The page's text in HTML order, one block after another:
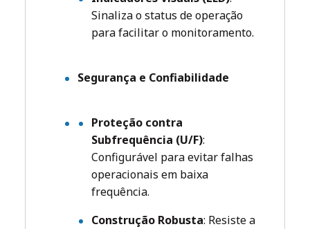
Sinaliza o status de operação
para facilitar o monitoramento.
Segurança e Confiabilidade
Proteção contra
Subfrequência (U/F):
Configurável para evitar falhas
operacionais em baixa
frequência.
Construção Robusta: Resiste a